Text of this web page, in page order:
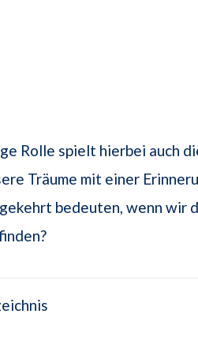
Rolle spielt hierbei auch
Träume mit einer
bedeuten, wenn wir